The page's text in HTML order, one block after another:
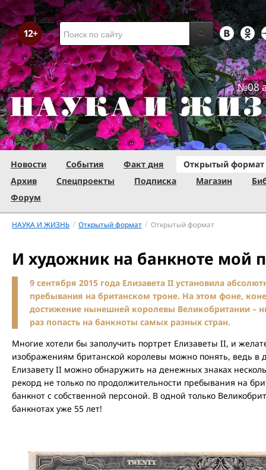
№08
Новости События Факт дня
Открытый формат
Архив
Спецпроекты Подписка Магазин
Форум
НАУКА И ЖИЗНЬ / Открытый формат / Открытый формат
И художник на банкноте мой
9 сентября 2015 года Елизавета II установила
пребывания на британском троне. На этом фоне,
достижение нынешней королевы Великобритании –
раз попасть на банкноты самых разных стран.
Многие хотели бы заполучить портрет Елизаветы II, и
изображениям британской королевы можно понять, ведь в
Елизавету II можно обнаружить на денежных знаках
рекорд не только по продолжительности пребывания на
банкнот с собственной персоной. В одной только
банкнотах уже 55 лет!